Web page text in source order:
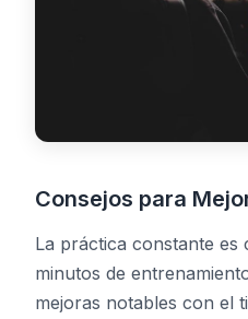
Consejos para
La práctica constante es
minutos de
mejoras notables con el